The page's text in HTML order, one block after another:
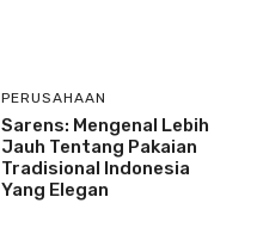
PERUSAHAAN
Sarens: Mengenal Lebih
Jauh Tentang Pakaian
Tradisional Indonesia
Yang Elegan